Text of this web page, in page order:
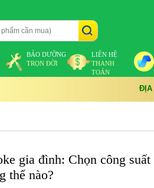
BẢO DƯỠNG
TRỌN ĐỜI
LIÊN HỆ
THANH
TOÁN
ĐỊA
gia đình: Chọn công suất
thế nào?